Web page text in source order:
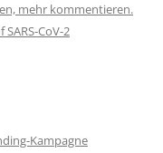
mehr kommentieren.
CoV-2
Kampagne